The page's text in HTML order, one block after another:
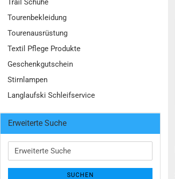
Trail Schuhe
Tourenbekleidung
Tourenausrüstung
Textil Pflege Produkte
Geschenkgutschein
Stirnlampen
Langlaufski Schleifservice
Erweiterte Suche
Erweiterte
Suche
SUCHEN